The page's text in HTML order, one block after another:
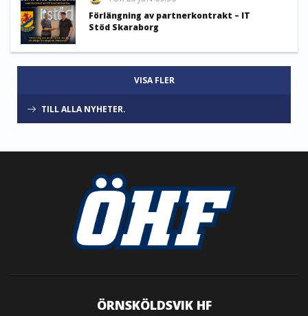
Förlängning av partnerkontrakt – IT
Stöd Skaraborg
VISA FLER
TILL ALLA NYHETER.
ÖRNSKÖLDSVIK HF